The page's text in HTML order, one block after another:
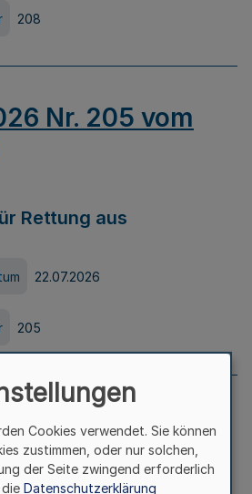
208
Nr. 205 vom
Rettung aus
22.07.2026
205
Nr. 204 vom
Cookies verwendet. Sie können
zustimmen, oder nur solchen,
der Seite zwingend erforderlich
Datenschutzerklärung